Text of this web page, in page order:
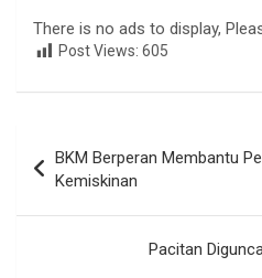
There is no ads to display,
Post Views: 605
pos
BKM Berperan Membantu
Kemiskinan
Pacitan